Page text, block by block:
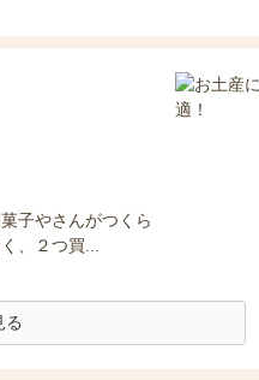
子やさんがつくら
、２つ買...
る